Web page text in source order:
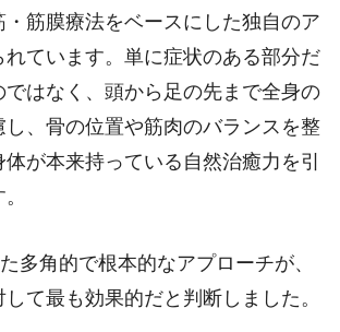
筋膜療法をベースにした独自のア
れています。単に症状のある部分だ
ではなく、頭から足の先まで全身の
、骨の位置や筋肉のバランスを整
が本来持っている自然治癒力を引
多角的で根本的なアプローチが、
て最も効果的だと判断しました。